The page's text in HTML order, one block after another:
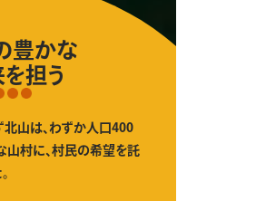
豊かな
担う
山は、わずか人口400
山村に、村民の希望を託